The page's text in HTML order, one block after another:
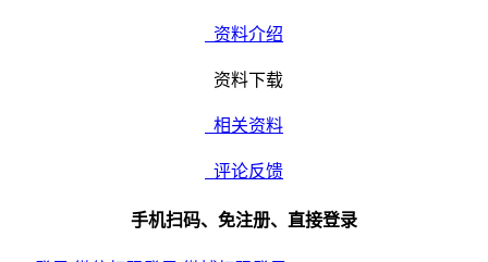
资料介绍
资料下载
相关资料
评论反馈
手机扫码、免注册、直接登录